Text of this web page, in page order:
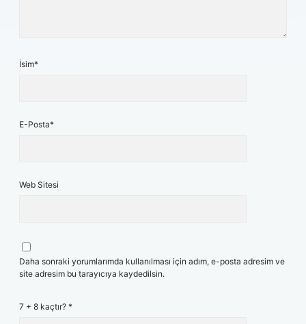
İsim*
E-Posta*
Web Sitesi
Daha sonraki yorumlarımda kullanılması için adım, e-posta adresim ve
site adresim bu tarayıcıya kaydedilsin.
7 + 8 kaçtır? *